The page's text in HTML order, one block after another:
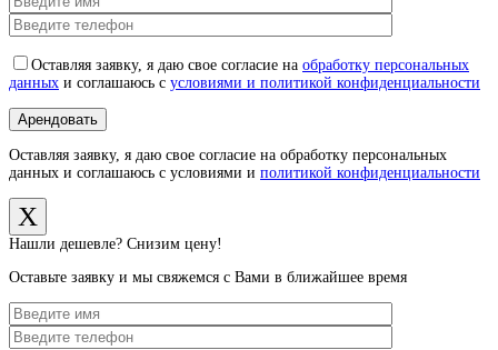
Оставляя заявку, я даю свое согласие на обработку персональных
данных и соглашаюсь с условиями и политикой конфиденциальности
Оставляя заявку, я даю свое согласие на обработку персональных
данных и соглашаюсь с условиями и политикой конфиденциальности
X
Нашли дешевле? Снизим цену!
Оставьте заявку и мы свяжемся с Вами в ближайшее время